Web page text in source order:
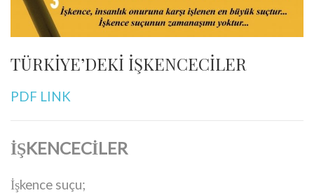
TÜRKİYE’DEKİ İŞKENCECİLER
PDF LINK
İŞKENCECİLER
İşkence suçu;